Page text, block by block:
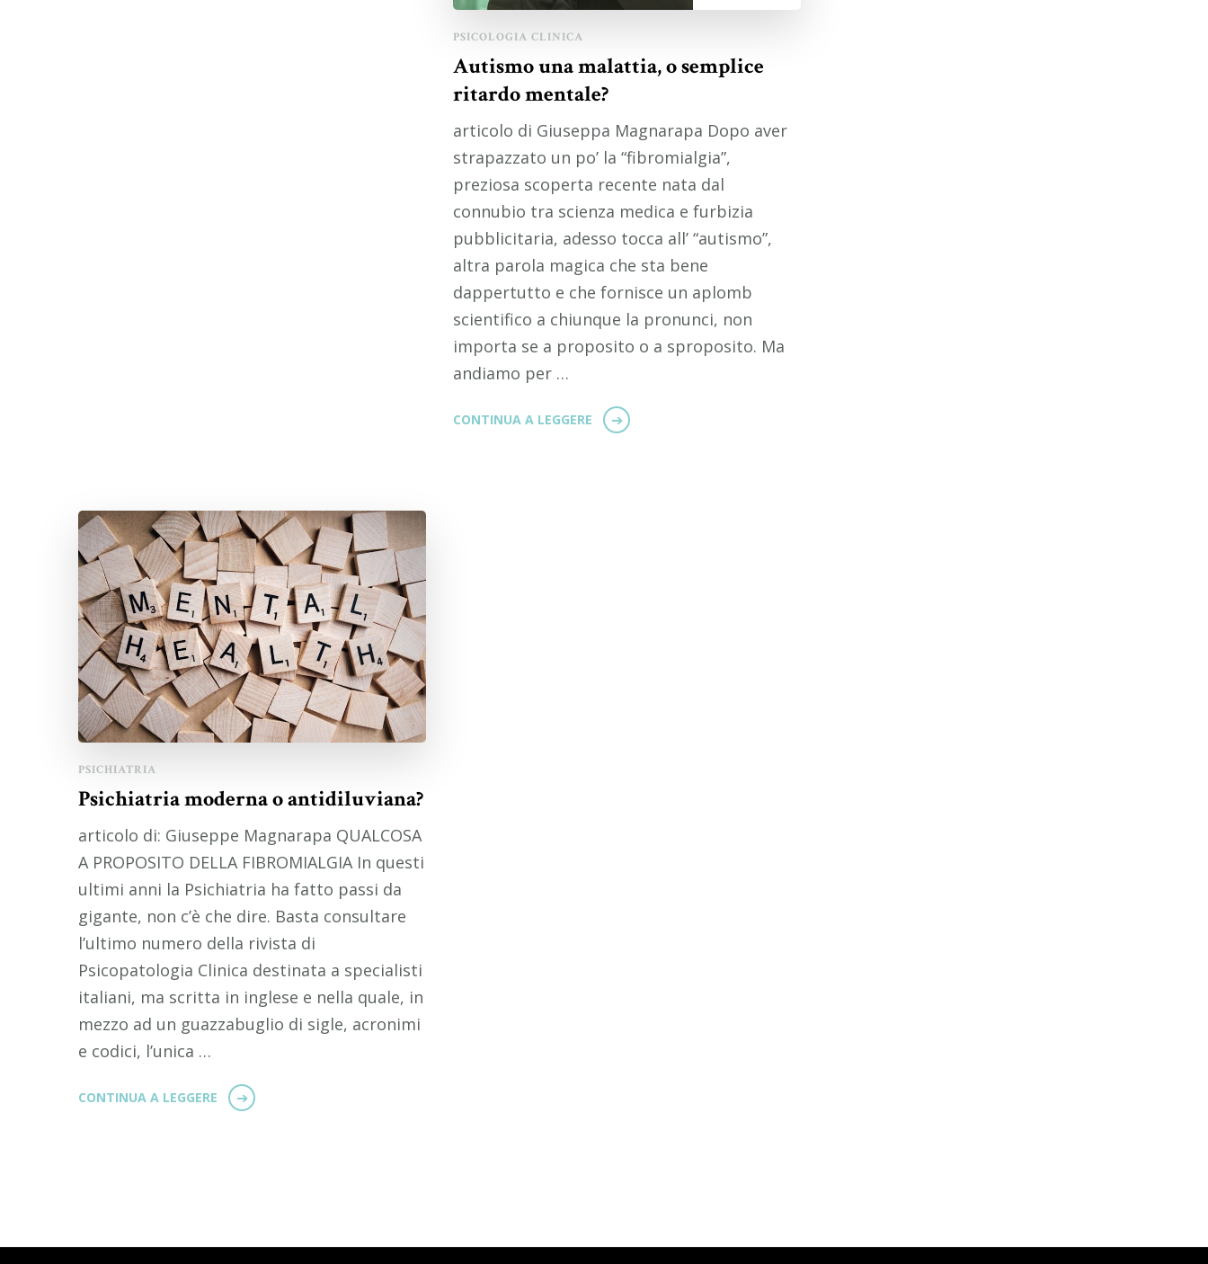
PSICOLOGIA CLINICA
Autismo una malattia, o semplice
ritardo mentale?
articolo di Giuseppa Magnarapa Dopo aver
strapazzato un po’ la “fibromialgia”,
preziosa scoperta recente nata dal
connubio tra scienza medica e furbizia
pubblicitaria, adesso tocca all’ “autismo”,
altra parola magica che sta bene
dappertutto e che fornisce un aplomb
scientifico a chiunque la pronunci, non
importa se a proposito o a sproposito. Ma
andiamo per …
CONTINUA A LEGGERE
PSICHIATRIA
Psichiatria moderna o antidiluviana?
articolo di: Giuseppe Magnarapa QUALCOSA
A PROPOSITO DELLA FIBROMIALGIA In questi
ultimi anni la Psichiatria ha fatto passi da
gigante, non c’è che dire. Basta consultare
l’ultimo numero della rivista di
Psicopatologia Clinica destinata a specialisti
italiani, ma scritta in inglese e nella quale, in
mezzo ad un guazzabuglio di sigle, acronimi
e codici, l’unica …
CONTINUA A LEGGERE